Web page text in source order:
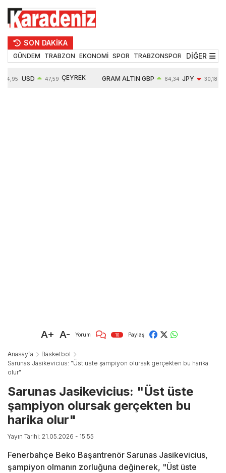
SON DAKİKA
GÜNDEM TRABZON EKONOMİ SPOR TRABZONSPOR TEKNOLOJİ
DİĞER
54,95 USD 47,59 ÇEYREK GRAM ALTIN GBP 64,34 JPY 30,18
A+ A- Yorum 10 Paylaş
Anasayfa
Basketbol
Sarunas Jasikevicius: "Üst üste şampiyon olursak gerçekten bu harika
olur"
Sarunas Jasikevicius: "Üst üste
şampiyon olursak gerçekten bu
harika olur"
Yayın Tarihi: 21.05.2026 - 15:55
Fenerbahçe Beko Başantrenör Sarunas Jasikevicius,
şampiyon olmanın zorluğuna değinerek, "Üst üste